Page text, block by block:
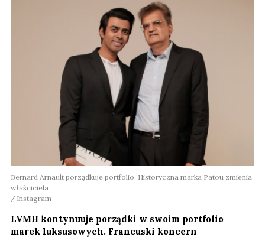
Bernard Arnault porządkuje portfolio. Historyczna marka Patou zmienia
właściciela
Instagram
LVMH kontynuuje porządki w swoim portfolio
marek luksusowych. Francuski koncern